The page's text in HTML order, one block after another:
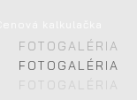
FOTOGALÉRIA